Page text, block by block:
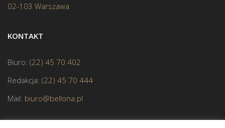
02-103 Warszawa
KONTAKT
Biuro: (22) 45 70 402
Redakcja: (22) 45 70 444
Mail: biuro@bellona.pl